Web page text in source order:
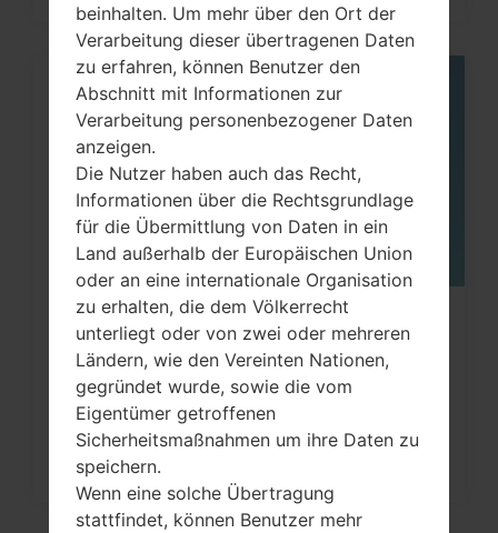
Wie kann man die
Werkseinstellungen durch Menü
auf...
beinhalten. Um mehr über den Ort der
Verarbeitung dieser übertragenen Daten
zu erfahren, können Benutzer den
Abschnitt mit Informationen zur
Verarbeitung personenbezogener Daten
anzeigen.
Die Nutzer haben auch das Recht,
Informationen über die Rechtsgrundlage
für die Übermittlung von Daten in ein
Land außerhalb der Europäischen Union
oder an eine internationale Organisation
zu erhalten, die dem Völkerrecht
unterliegt oder von zwei oder mehreren
Ländern, wie den Vereinten Nationen,
gegründet wurde, sowie die vom
Eigentümer getroffenen
Sicherheitsmaßnahmen um ihre Daten zu
speichern.
Wenn eine solche Übertragung
stattfindet, können Benutzer mehr